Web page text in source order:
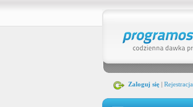
Zaloguj się| Rejestracja